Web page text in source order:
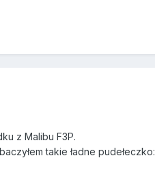
z Malibu F3P.
takie ładne pudełeczko: